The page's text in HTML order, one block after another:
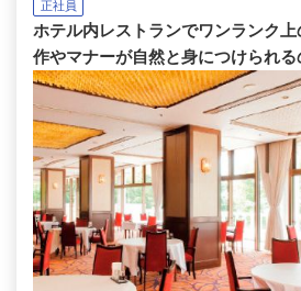
正社員
ホテル内レストランでワンランク
作やマナーが自然と身につけられる